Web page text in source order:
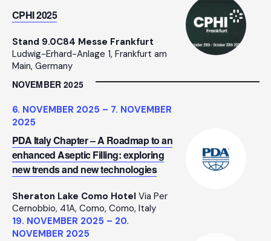
CPHI 2025
Stand 9.0C84 Messe Frankfurt
Ludwig-Erhard-Anlage 1, Frankfurt am
Main, Germany
NOVEMBER 2025
PDA Italy Chapter – A Roadmap to an
enhanced Aseptic Filling: exploring
new trends and new technologies
6. NOVEMBER 2025 – 7. NOVEMBER
2025
Sheraton Lake Como Hotel Via Per
Cernobbio, 41A, Como, Como, Italy
19. NOVEMBER 2025 – 20.
NOVEMBER 2025